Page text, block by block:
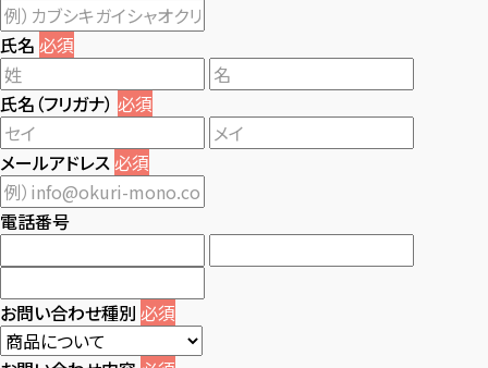
氏名 必須
氏名（フリガナ） 必須
メールアドレス必須
電話番号
お問い合わせ種別 必須